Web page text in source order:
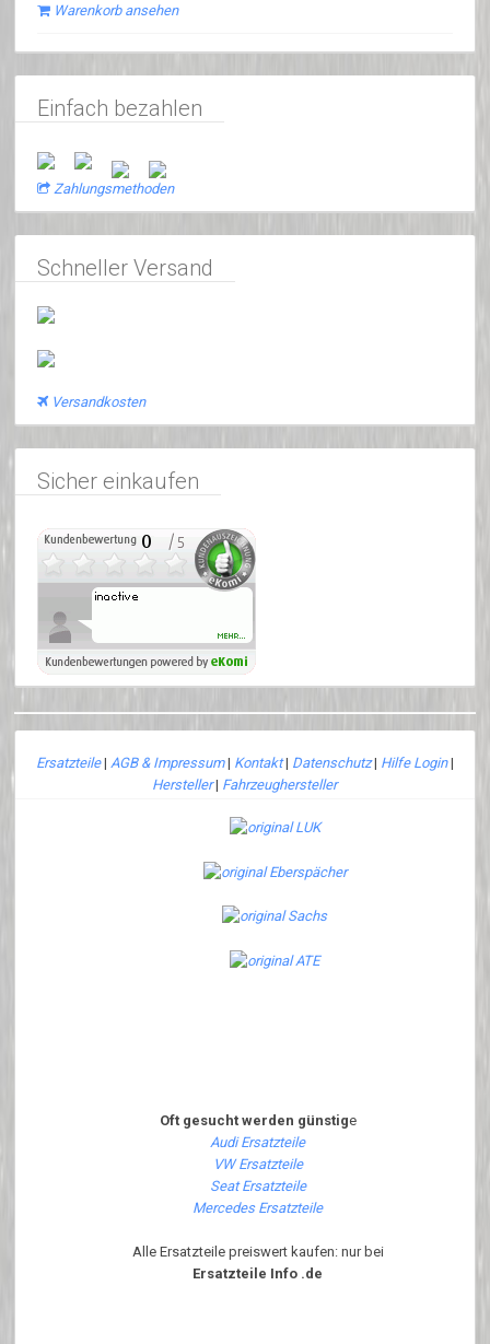
Warenkorb ansehen
Einfach bezahlen
Zahlungsmethoden
Schneller Versand
Versandkosten
Sicher einkaufen
Ersatzteile| AGB & Impressum| Kontakt| Datenschutz| Hilfe Login|
Hersteller| Fahrzeughersteller
Oft gesucht werden günstige
Audi Ersatzteile
VW Ersatzteile
Seat Ersatzteile
Mercedes Ersatzteile
Alle Ersatzteile preiswert kaufen: nur bei
Ersatzteile Info .de